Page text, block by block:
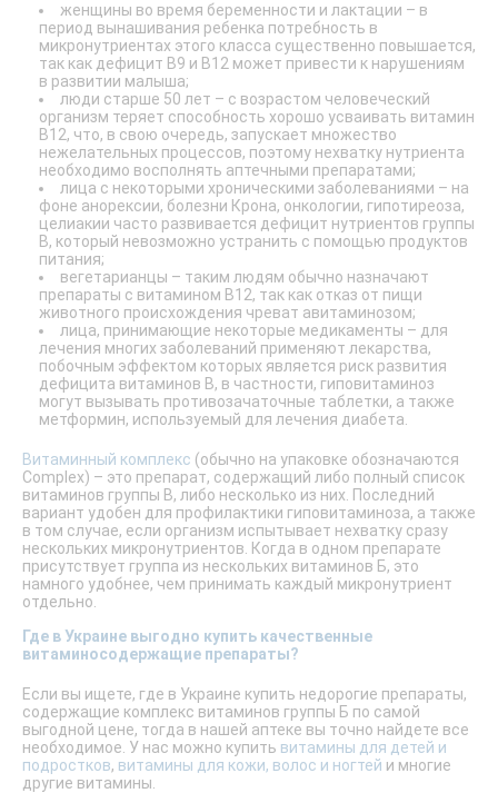
женщины во время беременности и лактации – в
период вынашивания ребенка потребность в
микронутриентах этого класса существенно повышается,
так как дефицит В9 и В12 может привести к нарушениям
в развитии малыша;
люди старше 50 лет – с возрастом человеческий
организм теряет способность хорошо усваивать витамин
В12, что, в свою очередь, запускает множество
нежелательных процессов, поэтому нехватку нутриента
необходимо восполнять аптечными препаратами;
лица с некоторыми хроническими заболеваниями – на
фоне анорексии, болезни Крона, онкологии, гипотиреоза,
целиакии часто развивается дефицит нутриентов группы
В, который невозможно устранить с помощью продуктов
питания;
вегетарианцы – таким людям обычно назначают
препараты с витамином В12, так как отказ от пищи
животного происхождения чреват авитаминозом;
лица, принимающие некоторые медикаменты – для
лечения многих заболеваний применяют лекарства,
побочным эффектом которых является риск развития
дефицита витаминов В, в частности, гиповитаминоз
могут вызывать противозачаточные таблетки, а также
метформин, используемый для лечения диабета.
Витаминный комплекс (обычно на упаковке обозначаются
Complex) – это препарат, содержащий либо полный список
витаминов группы B, либо несколько из них. Последний
вариант удобен для профилактики гиповитаминоза, а также
в том случае, если организм испытывает нехватку сразу
нескольких микронутриентов. Когда в одном препарате
присутствует группа из нескольких витаминов Б, это
намного удобнее, чем принимать каждый микронутриент
отдельно.
Где в Украине выгодно купить качественные
витаминосодержащие препараты?
Если вы ищете, где в Украине купить недорогие препараты,
содержащие комплекс витаминов группы Б по самой
выгодной цене, тогда в нашей аптеке вы точно найдете все
необходимое. У нас можно купить витамины для детей и
подростков, витамины для кожи, волос и ногтей и многие
другие витамины.